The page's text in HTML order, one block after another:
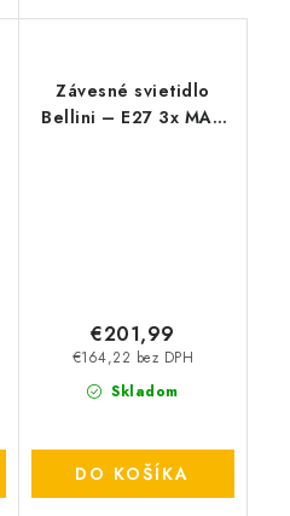
Závesné svietidlo
Bellini – E27 3x MAX
Skladom
€164,22 bez DPH
€201,99
DO KOŠÍKA